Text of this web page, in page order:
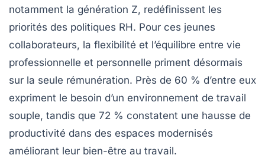
notamment la génération Z, redéfinissent les
priorités des politiques RH. Pour ces jeunes
collaborateurs, la flexibilité et l’équilibre entre vie
professionnelle et personnelle priment désormais
sur la seule rémunération. Près de 60 % d’entre eux
expriment le besoin d’un environnement de travail
souple, tandis que 72 % constatent une hausse de
productivité dans des espaces modernisés
améliorant leur bien-être au travail.